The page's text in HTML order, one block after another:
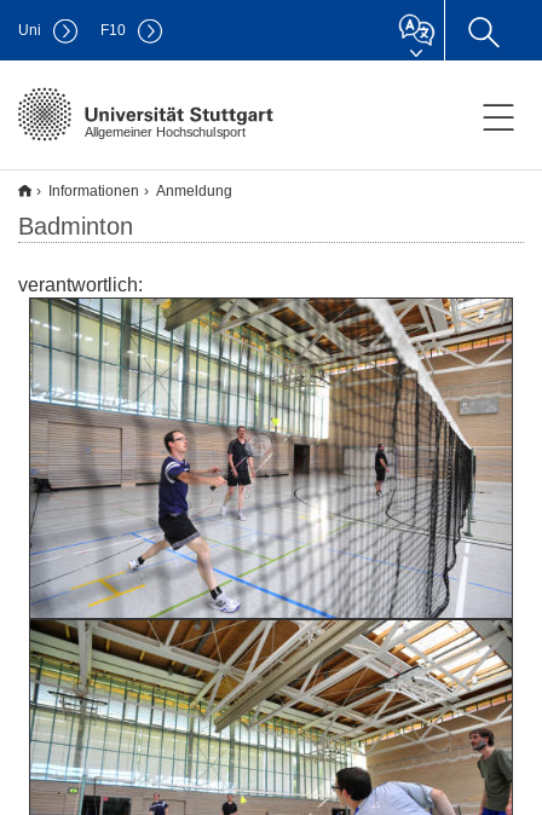
Allgemeiner Hochschulsport
Uni F10
Informationen Anmeldung
Badminton
verantwortlich: